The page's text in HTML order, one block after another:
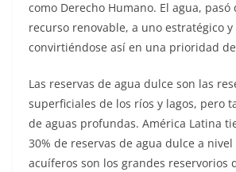
como Derecho Humano. El agua, pasó
recurso renovable, a uno estratégico
convirtiéndose así en una prioridad
Las reservas de agua dulce son las
superficiales de los ríos y lagos, pero
de aguas profundas. América Latina
30% de reservas de agua dulce a
acuíferos son los grandes reservorios